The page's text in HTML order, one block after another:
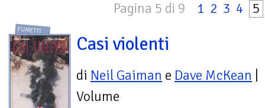
Pagina 5 di 9 1 2 3 4 5
FUMETTI
Casi violenti
di Neil Gaiman e Dave McKean
Volume